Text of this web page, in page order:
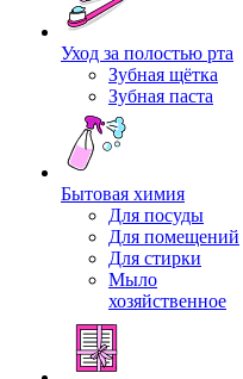
Уход за полостью рта
Зубная щётка
Зубная паста
Бытовая химия
Для посуды
Для помещений
Для стирки
Мыло
хозяйственное